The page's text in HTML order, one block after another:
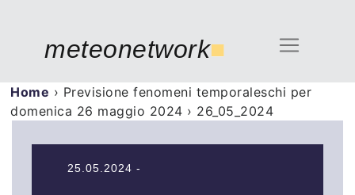
meteonetwork■
Home › Previsione fenomeni temporaleschi per
domenica 26 maggio 2024 › 26_05_2024
25.05.2024 -